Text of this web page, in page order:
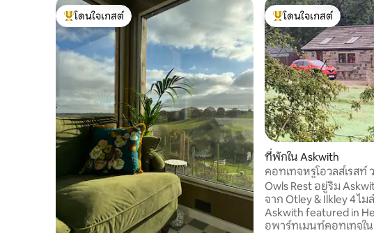
โดนใจเกสต์ที่สุด
โดนใจเกสต์
โดนใจเกสต์ที่สุด
โดนใจเกสต์
ที่พักใน Askwith
คอทเทจหรูโอวลส์เรสท์
เชียร์เดลส์
Owls Rest อยู่ริม
จาก Otley & Ilkley 4 ไ
Askwith featured in
อพาร์ทเมนท์คอทเทจใ